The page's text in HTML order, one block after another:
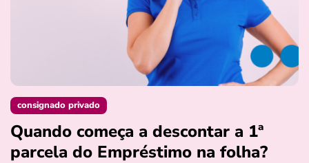
consignado privado
Quando começa a descontar a 1ª
parcela do Empréstimo na folha?